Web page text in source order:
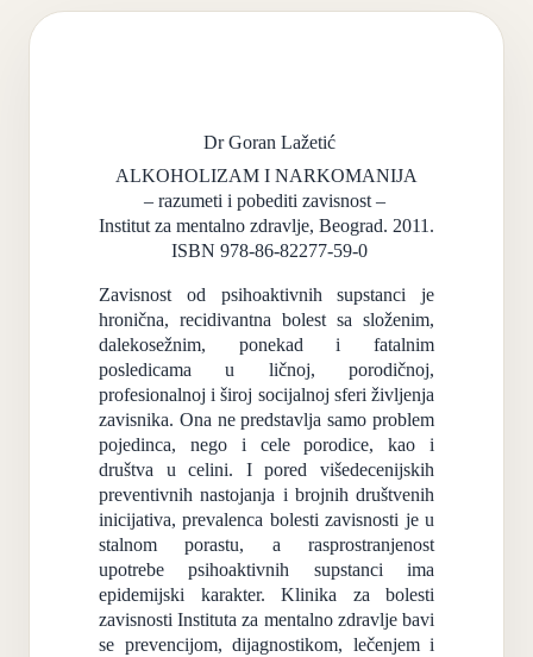
Dr Goran Lažetić
ALKOHOLIZAM I NARKOMANIJA
– razumeti i pobediti zavisnost –
Institut za mentalno zdravlje, Beograd. 2011.
ISBN 978-86-82277-59-0
Zavisnost od psihoaktivnih supstanci je
hronična, recidivantna bolest sa složenim,
dalekosežnim, ponekad i fatalnim
posledicama u ličnoj, porodičnoj,
profesionalnoj i široj socijalnoj sferi življenja
zavisnika. Ona ne predstavlja samo problem
pojedinca, nego i cele porodice, kao i
društva u celini. I pored višedecenijskih
preventivnih nastojanja i brojnih društvenih
inicijativa, prevalenca bolesti zavisnosti je u
stalnom porastu, a rasprostranjenost
upotrebe psihoaktivnih supstanci ima
epidemijski karakter. Klinika za bolesti
zavisnosti Instituta za mentalno zdravlje bavi
se prevencijom, dijagnostikom, lečenjem i